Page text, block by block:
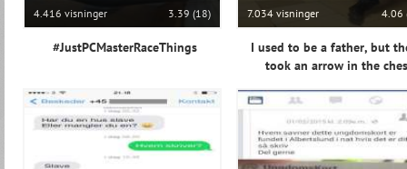
4.416 visninger 3.39 (18)
#JustPCMasterRaceThings
7.034 visninger 4.06
I used to be a father, but
took an arrow in the